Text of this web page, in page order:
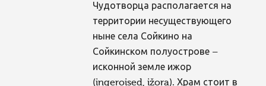
Чудотворца располагается на
территории несуществующего
ныне села Сойкино на
Сойкинском полуострове –
исконной земле ижор
(ingeroised, ižora). Храм стоит в